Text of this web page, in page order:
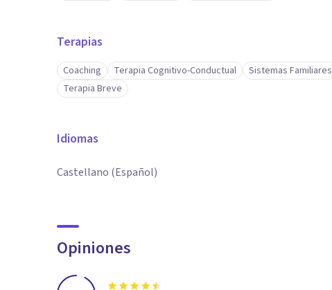
Terapias
Coaching Terapia Cognitivo-Conductual Sistemas Familiares
Terapia Breve
Idiomas
Castellano (Español)
Opiniones